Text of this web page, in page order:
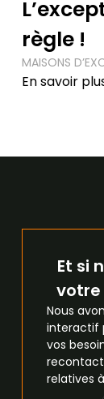
règle !
MAISONS
En savoir
Et si
votre
Nous
interactif
vos
relatives